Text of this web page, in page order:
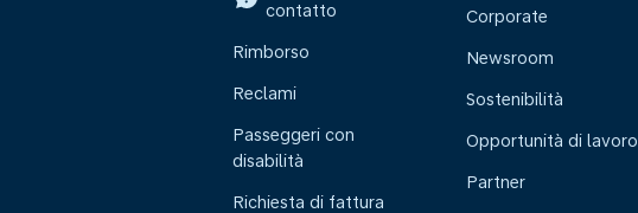
contatto
Rimborso
Reclami
Passeggeri con
disabilità
Richiesta di fattura
Corporate
Newsroom
Sostenibilità
Opportunità di lavoro
Partner